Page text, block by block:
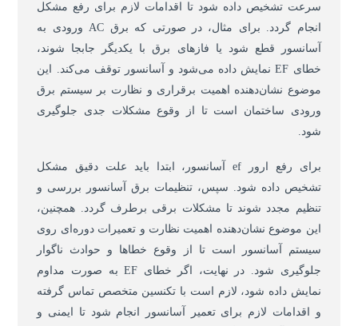
سرعت تشخیص داده شود تا اقدامات لازم برای رفع مشکل
انجام گردد. برای مثال، در صورتی که برق AC ورودی به
آسانسور قطع شود یا فازهای برق با یکدیگر جابجا شوند،
خطای EF نمایش داده می‌شود و آسانسور توقف می‌کند. این
موضوع نشان‌دهنده‌ اهمیت برقراری و نظارت بر سیستم برق
ورودی ساختمان است تا از وقوع مشکلات جدی جلوگیری
شود.
برای رفع ارور ef آسانسور، ابتدا باید علت دقیق مشکل
تشخیص داده شود. سپس، تنظیمات برق آسانسور بررسی و
تنظیم مجدد شوند تا مشکلات برقی برطرف گردد. همچنین،
این موضوع نشان‌دهنده‌ اهمیت نظارت و تعمیرات دوره‌ای روی
سیستم آسانسور است تا از وقوع خطاها و حوادث ناگوار
جلوگیری شود. در نهایت، اگر خطای EF به صورت مداوم
نمایش داده شود، لازم است با تکنسین متخصص تماس گرفته
و اقدامات لازم برای تعمیر آسانسور انجام شود تا ایمنی و